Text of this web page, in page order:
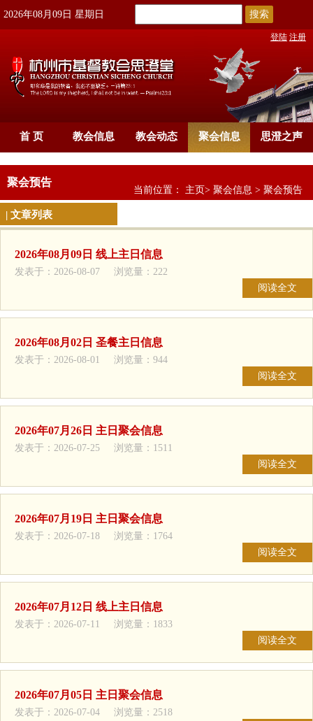
2026年08月09日 星期日 搜索
登陆 注册
首 页 教会信息 教会动态 聚会信息 思澄之声
聚会预告
当前位置： 主页> 聚会信息 > 聚会预告
| 文章列表
2026年08月09日 线上主日信息
发表于：2026-08-07 浏览量：222
阅读全文
2026年08月02日 圣餐主日信息
发表于：2026-08-01 浏览量：944
阅读全文
2026年07月26日 主日聚会信息
发表于：2026-07-25 浏览量：1511
阅读全文
2026年07月19日 主日聚会信息
发表于：2026-07-18 浏览量：1764
阅读全文
2026年07月12日 线上主日信息
发表于：2026-07-11 浏览量：1833
阅读全文
2026年07月05日 主日聚会信息
发表于：2026-07-04 浏览量：2518